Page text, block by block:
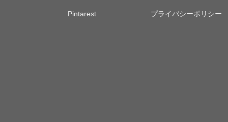
Pintarest プライバシーポリシー